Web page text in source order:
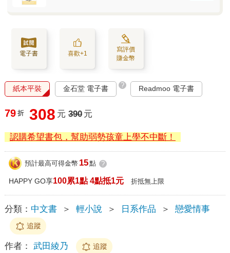
電子書 喜歡+1
寫評價
賺金幣
紙本平裝 金石堂 電子書 ? Readmoo 電子書
79 折 308 元 390 元
認購希望書包，幫助弱勢孩童上學不中斷！
預計最高可得金幣 15點 ?
HAPPY GO享100累1點 4點抵1元 折抵無上限
分類： 中文書 ＞ 輕小說 ＞ 日系作品 ＞ 戀愛情事
追蹤
作者： 武田綾乃 追蹤